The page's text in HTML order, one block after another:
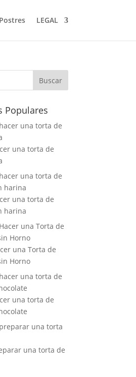
Postres LEGAL
Buscar
Populares
una torta de
una torta de
harina
una Torta de
Horno
una torta de
una torta de